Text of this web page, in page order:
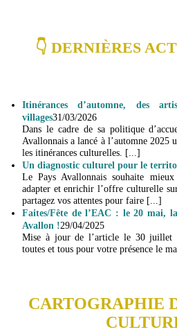
👇 DERNIÈRES
Itinérances d’automne, des
villages31/03/2026
Dans le cadre de sa politique
Avallonnais a lancé à l’automne 2025
les itinérances culturelles. [...]
Un diagnostic culturel pour le
Le Pays Avallonnais souhaite
adapter et enrichir l’offre culturelle
partagez vos attentes pour faire [...]
Faites/Fête de l’EAC : le 20 mai,
Avallon !29/04/2025
Mise à jour de l’article le 30 juillet
toutes et tous pour votre présence le
CARTOGRAPHIE